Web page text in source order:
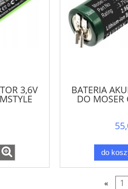
3,6V BATERIA
DO MOSER
do
« 1